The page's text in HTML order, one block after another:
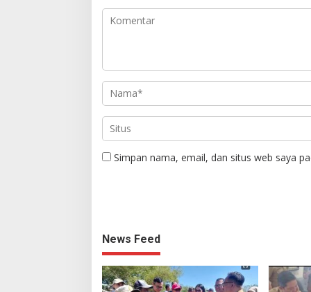
Simpan nama, email, dan situs web saya
News Feed